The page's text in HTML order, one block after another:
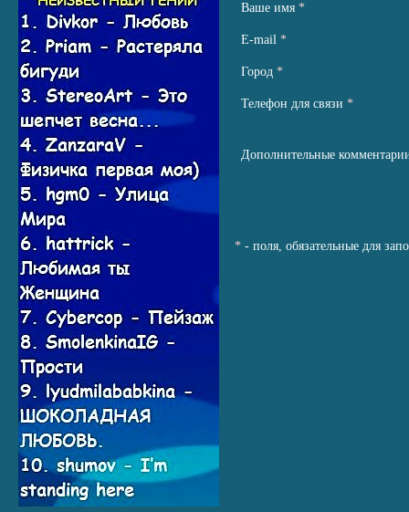
Ваше имя *
Е-mail *
Город *
Телефон для связи *
Дополнительные
* - поля, обязательные для